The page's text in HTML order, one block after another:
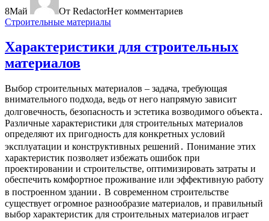
8Май От RedactorНет комментариев
Строительные материалы
Характеристики для строительных
материалов
Выбор строительных материалов – задача, требующая
внимательного подхода, ведь от него напрямую зависит
долговечность, безопасность и эстетика возводимого объекта․
Различные характеристики для строительных материалов
определяют их пригодность для конкретных условий
эксплуатации и конструктивных решений․ Понимание этих
характеристик позволяет избежать ошибок при
проектировании и строительстве, оптимизировать затраты и
обеспечить комфортное проживание или эффективную работу
в построенном здании․ В современном строительстве
существует огромное разнообразие материалов, и правильный
выбор характеристик для строительных материалов играет